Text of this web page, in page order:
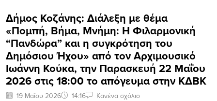
Δήμος Κοζάνης: Διάλεξη με θέμα
«Πομπή, Βήμα, Μνήμη: Η Φιλαρμονική
“Πανδώρα” και η συγκρότηση του
Δημόσιου Ήχου» από τον Αρχιμουσικό
Ιωάννη Κούκα, την Παρασκευή 22 Μαΐου
2026 στις 18:00 το απόγευμα στην ΚΔΒΚ
19 Μαΐου 2026 14:16 Κανένα σχόλιο